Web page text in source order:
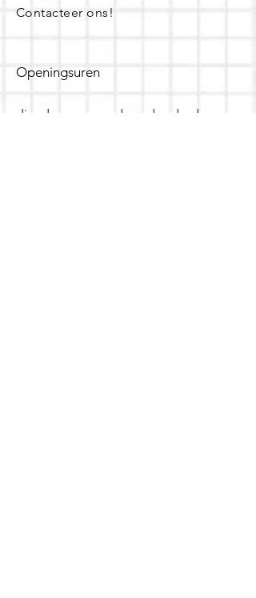
Contacteer ons!
Openingsuren
dinsdag - woensdag- donderdag: